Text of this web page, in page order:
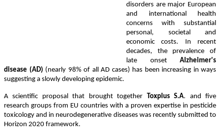
disorders are major European
and international health
concerns with substantial
personal, societal and
economic costs. In recent
decades, the prevalence of
late onset Alzheimer's
disease (AD) (nearly 98% of all AD cases) has been increasing in ways
suggesting a slowly developing epidemic.
A scientific proposal that brought together Toxplus S.A. and five
research groups from EU countries with a proven expertise in pesticide
toxicology and in neurodegenerative diseases was recently submitted to
Horizon 2020 framework.